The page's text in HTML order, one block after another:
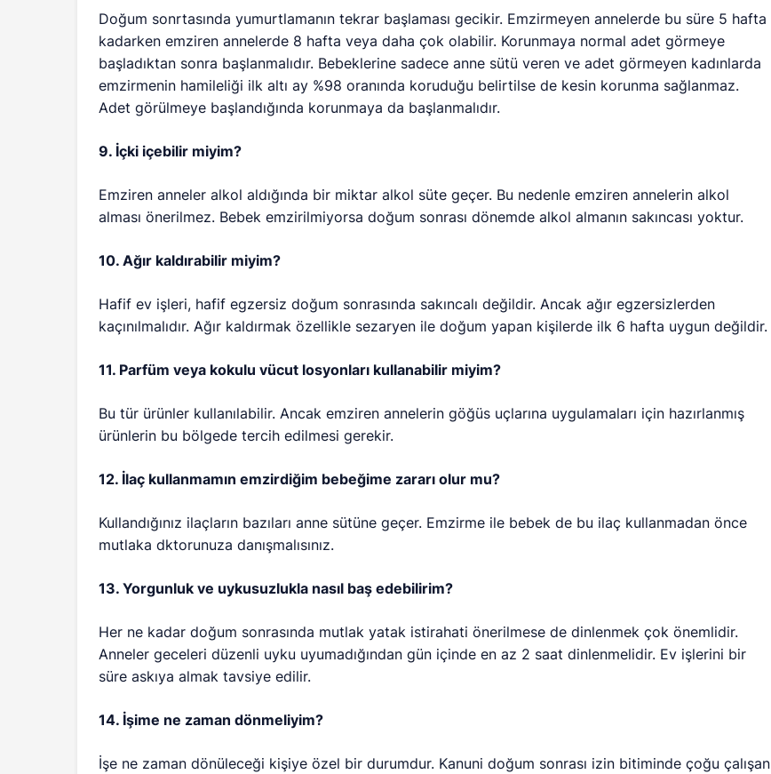
Doğum sonrtasında yumurtlamanın tekrar başlaması gecikir. Emzirmeyen annelerde bu süre 5 hafta
kadarken emziren annelerde 8 hafta veya daha çok olabilir. Korunmaya normal adet görmeye
başladıktan sonra başlanmalıdır. Bebeklerine sadece anne sütü veren ve adet görmeyen kadınlarda
emzirmenin hamileliği ilk altı ay %98 oranında koruduğu belirtilse de kesin korunma sağlanmaz.
Adet görülmeye başlandığında korunmaya da başlanmalıdır.
9. İçki içebilir miyim?
Emziren anneler alkol aldığında bir miktar alkol süte geçer. Bu nedenle emziren annelerin alkol
alması önerilmez. Bebek emzirilmiyorsa doğum sonrası dönemde alkol almanın sakıncası yoktur.
10. Ağır kaldırabilir miyim?
Hafif ev işleri, hafif egzersiz doğum sonrasında sakıncalı değildir. Ancak ağır egzersizlerden
kaçınılmalıdır. Ağır kaldırmak özellikle sezaryen ile doğum yapan kişilerde ilk 6 hafta uygun değildir.
11. Parfüm veya kokulu vücut losyonları kullanabilir miyim?
Bu tür ürünler kullanılabilir. Ancak emziren annelerin göğüs uçlarına uygulamaları için hazırlanmış
ürünlerin bu bölgede tercih edilmesi gerekir.
12. İlaç kullanmamın emzirdiğim bebeğime zararı olur mu?
Kullandığınız ilaçların bazıları anne sütüne geçer. Emzirme ile bebek de bu ilaç kullanmadan önce
mutlaka dktorunuza danışmalısınız.
13. Yorgunluk ve uykusuzlukla nasıl baş edebilirim?
Her ne kadar doğum sonrasında mutlak yatak istirahati önerilmese de dinlenmek çok önemlidir.
Anneler geceleri düzenli uyku uyumadığından gün içinde en az 2 saat dinlenmelidir. Ev işlerini bir
süre askıya almak tavsiye edilir.
14. İşime ne zaman dönmeliyim?
İşe ne zaman dönüleceği kişiye özel bir durumdur. Kanuni doğum sonrası izin bitiminde çoğu çalışan